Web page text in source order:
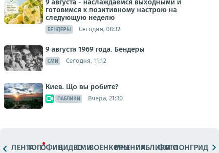
9 августа - наслаждаемся выходными и
готовимся к позитивному настрою на
следующую неделю
БЕНДЕРЫ Сегодня, 08:32
9 августа 1969 года. Бендеры
СМИ Сегодня, 11:12
Киев. Що вы робите?
ПАБЛИКИ Вчера, 21:30
ЛЕНТАТОПОФИЦ.ВИДЕОСМИВОЕНКОРЫМНЕНИЯПАБЛИКИ
ФОТОЛОНГРИДЫ